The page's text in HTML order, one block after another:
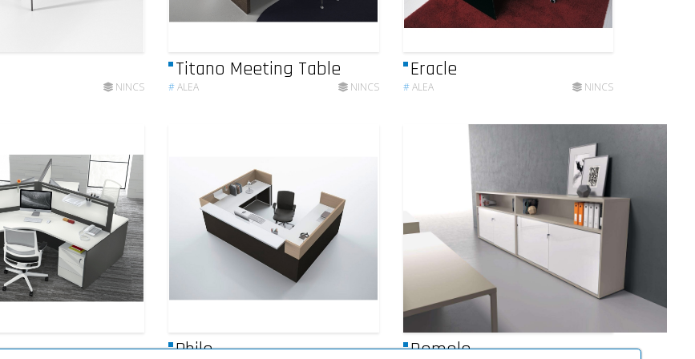
NINCS
Titano Meeting Table
#ALEA NINCS
Eracle
#ALEA NINCS
Philo Romolo